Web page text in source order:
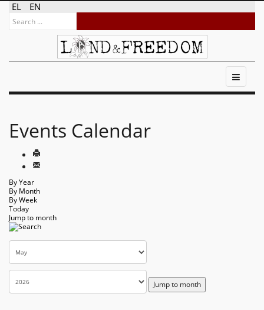
EL EN
Events Calendar
By Year
By Month
By Week
Today
Jump to month
Jump to month